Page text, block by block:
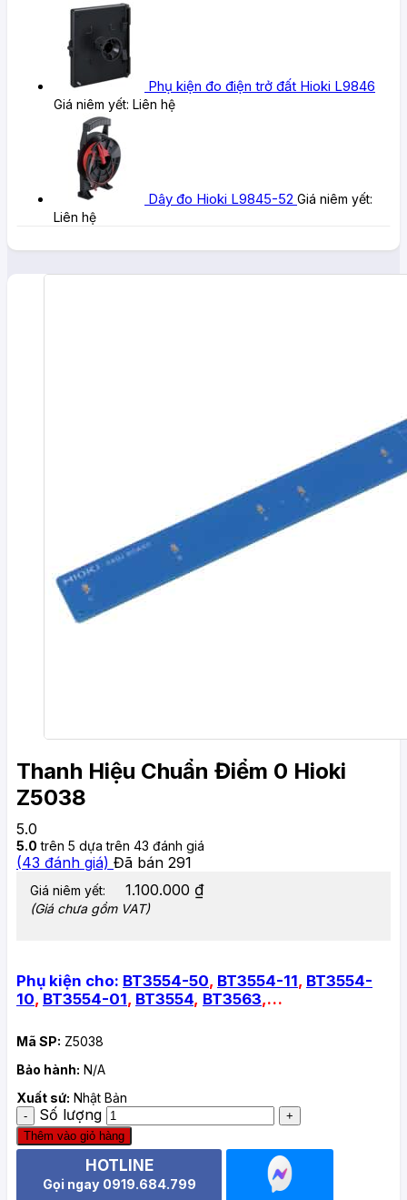
Phụ kiện đo điện trở đất Hioki L9846
Giá niêm yết: Liên hệ
Dây đo Hioki L9845-52 Giá niêm yết:
Liên hệ
Thanh Hiệu Chuẩn Điểm 0 Hioki
Z5038
5.0
5.0 trên 5 dựa trên 43 đánh giá
(43 đánh giá) Đã bán 291
Giá niêm yết: 1.100.000 ₫
(Giá chưa gồm VAT)
Phụ kiện cho: BT3554-50, BT3554-11, BT3554-
10, BT3554-01, BT3554, BT3563,…
Mã SP: Z5038
Bảo hành: N/A
Xuất sứ: Nhật Bản
Số lượng
Thêm vào giỏ hàng
HOTLINE
Gọi ngay 0919.684.799